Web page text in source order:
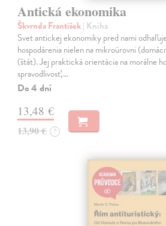
Antická ekonomika
Škvrnda František| Kniha
Svet antickej ekonomiky pred nami
hospodárenia nielen na mikroúrovni
(štát). Jej praktická orientácia na morálne
spravodlivosť,…
Do 4 dní
13,48 €
13,90 € ?